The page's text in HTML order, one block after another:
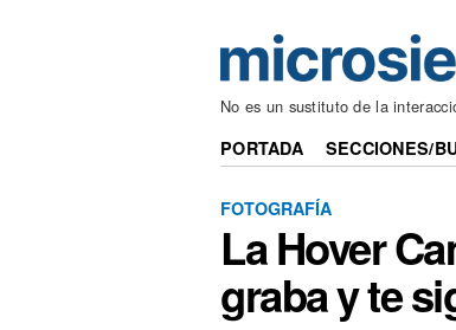
No es un sustituto de la
PORTADA SECCIONES/
FOTOGRAFÍA
La Hover
graba y te